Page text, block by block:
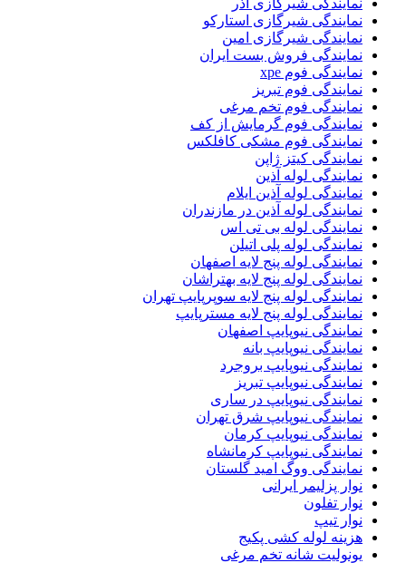
نمایندگی شیرگازی استارکو
نمایندگی شیرگازی امین
نمایندگی فروش بست ایران
نمایندگی فوم xpe
نمایندگی فوم تبریز
نمایندگی فوم تخم مرغی
نمایندگی فوم گرمایش از کف
نمایندگی فوم مشکی کافلکس
نمایندگی کیتز ژاپن
نمایندگی لوله آذین
نمایندگی لوله آذین ایلام
نمایندگی لوله آذین در مازندران
نمایندگی لوله بی تی اس
نمایندگی لوله پلی اتیلن
نمایندگی لوله پنج لایه اصفهان
نمایندگی لوله پنج لایه بهتراشان
نمایندگی لوله پنج لایه سوپرپایپ تهران
نمایندگی لوله پنج لایه مسترپایپ
نمایندگی نیوپایپ اصفهان
نمایندگی نیوپایپ بانه
نمایندگی نیوپایپ بروجرد
نمایندگی نیوپایپ تبریز
نمایندگی نیوپایپ در ساری
نمایندگی نیوپایپ شرق تهران
نمایندگی نیوپایپ کرمان
نمایندگی نیوپایپ کرمانشاه
نمایندگی ووگ امید گلستان
نوار پزلیمر ایرانی
نوار تفلون
نوار تیپ
هزینه لوله کشی پکیج
یونولیت شانه تخم مرغی